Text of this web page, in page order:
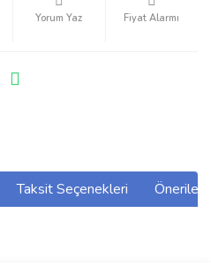
Yorum Yaz Fiyat Alarmı
Taksit Seçenekleri